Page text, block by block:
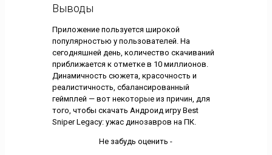
Выводы
Приложение пользуется широкой
популярностью у пользователей. На
сегодняшней день, количество скачиваний
приближается к отметке в 10 миллионов.
Динамичность сюжета, красочность и
реалистичность, сбалансированный
геймплей — вот некоторые из причин, для
того, чтобы скачать Андроид игру Best
Sniper Legacy: ужас динозавров на ПК.
Не забудь оценить -